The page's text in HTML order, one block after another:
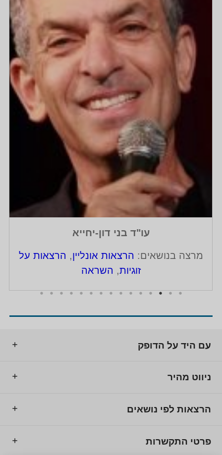
עו"ד בני דון-יחייא
מרצה בנושאים: הרצאות אונליין, הרצאות על
זוגיות, השראה
עם היד על הדופק
ניווט מהיר
הרצאות לפי נושאים
פרטי התקשרות